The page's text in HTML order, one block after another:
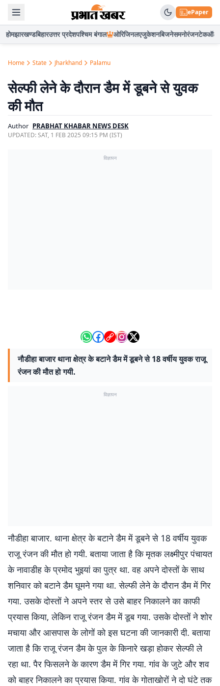
ePaper
होमझारखण्डबिहारउत्तर प्रदेशपश्चिम बंगाल ओरिजिनलएजुकेशनबिजनेसमनोरंजनटेकऑटो
Home State Jharkhand Palamu
सेल्फी लेने के दाैरान डैम में डूबने से युवक
की मौत
Author PRABHAT KHABAR NEWS DESK
UPDATED:SAT, 1 FEB 2025 09:15 PM (IST)
विज्ञापन
नौडीहा बाजार थाना क्षेत्र के बटाने डैम में डूबने से 18 वर्षीय युवक राजू
रंजन की मौत हो गयी.
विज्ञापन
नौडीहा बाजार. थाना क्षेत्र के बटाने डैम में डूबने से 18 वर्षीय युवक
राजू रंजन की मौत हो गयी. बताया जाता है कि मृतक लक्ष्मीपुर पंचायत
के नावाडीह के प्रमोद भुइयां का पुत्र था. वह अपने दोस्तों के साथ
शनिवार को बटाने डैम घूमने गया था. सेल्फी लेने के दौरान डैम में गिर
गया. उसके दोस्तों ने अपने स्तर से उसे बाहर निकालने का काफी
प्रयास किया, लेकिन राजू रंजन डैम में डूब गया. उसके दोस्तों ने शोर
मचाया और आसपास के लोगों को इस घटना की जानकारी दी. बताया
जाता है कि राजू रंजन डैम के पुल के किनारे खड़ा होकर सेल्फी ले
रहा था. पैर फिसलने के कारण डैम में गिर गया. गांव के जुटे और शव
को बाहर निकालने का प्रयास किया. गांव के गोताखोरों ने दो घंटे तक